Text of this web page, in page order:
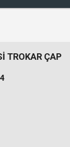
TROKAR ÇAP